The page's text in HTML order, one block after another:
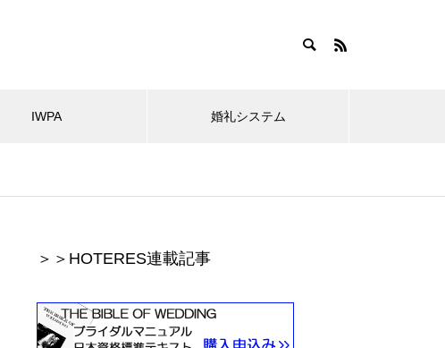
IWPA 婚礼システム
＞＞HOTERES連載記事